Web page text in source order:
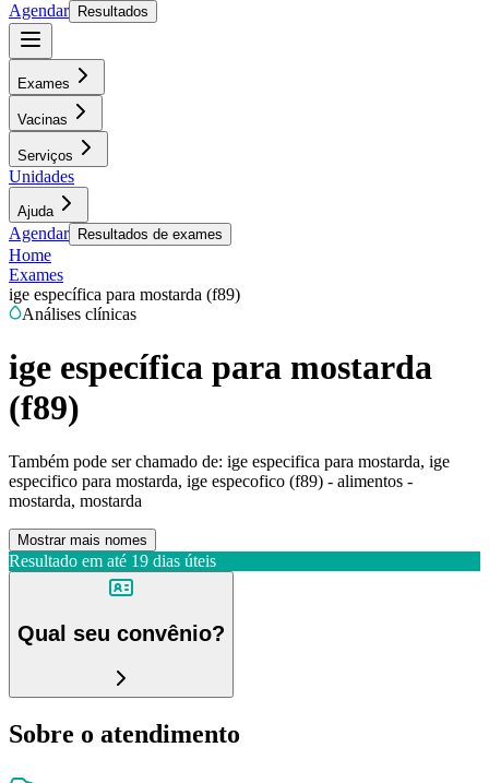
Agendar
Resultados
Exames
Vacinas
Serviços
Unidades
Ajuda
Agendar Resultados de exames
Home
Exames
ige específica para mostarda (f89)
Análises clínicas
ige específica para mostarda
(f89)
Também pode ser chamado de: ige especifica para mostarda, ige
especifico para mostarda, ige especofico (f89) - alimentos -
mostarda, mostarda
Mostrar mais nomes
Resultado em até 19 dias úteis
Qual seu convênio?
Sobre o atendimento